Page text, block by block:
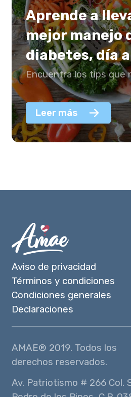
Aprende a
mejor manejo
diabetes, día
Encuentra los tips que
Leer más
Aviso de privacidad
Términos y condiciones
Condiciones generales
Declaraciones
AMAE® 2019. Todos los
derechos reservados.
Av. Patriotismo # 266 Col.